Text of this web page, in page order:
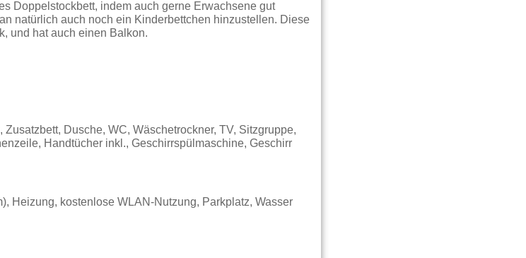
Doppelstockbett, indem auch gerne Erwachsene gut
natürlich auch noch ein Kinderbettchen hinzustellen. Diese
und hat auch einen Balkon.
Dusche, WC, Wäschetrockner, TV, Sitzgruppe,
Handtücher inkl., Geschirrspülmaschine, Geschirr
Heizung, kostenlose WLAN-Nutzung, Parkplatz, Wasser